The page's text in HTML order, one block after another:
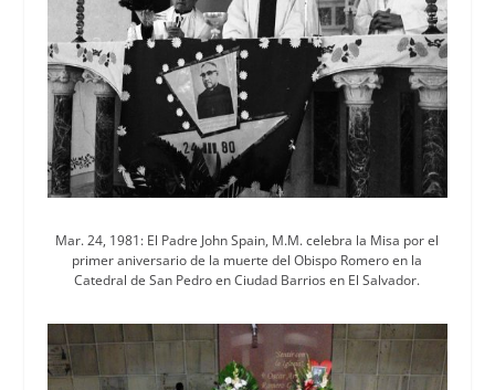
Mar. 24, 1981: El Padre John Spain, M.M. celebra la Misa por el
primer aniversario de la muerte del Obispo Romero en la
Catedral de San Pedro en Ciudad Barrios en El Salvador.